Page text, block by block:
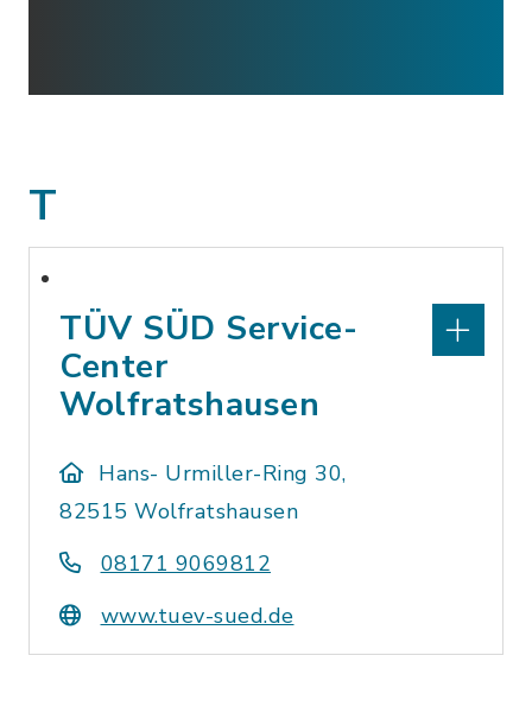
T
TÜV SÜD Service-
Center
Wolfratshausen
Hans- Urmiller-Ring 30,
82515 Wolfratshausen
08171 9069812
www.tuev-sued.de